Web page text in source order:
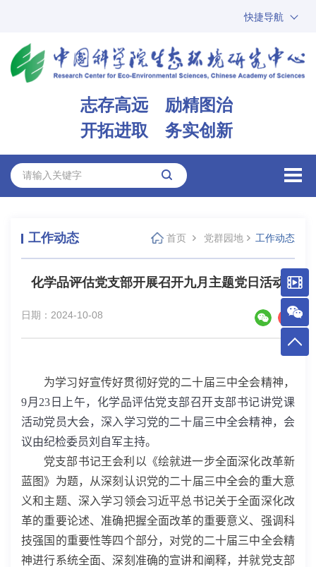
快捷导航
ARP
邮箱
志存高远 励精图治
开拓进取 务实创新
工作动态 首页 党群园地 工作动态
化学品评估党支部开展召开九月主题党日活动
日期：2024-10-08
为学习好宣传好贯彻好党的二十届三中全会精神，
9月 23 日上午，化学品评估党支部召开支部书记讲党课
活动党员大会，深入学习党的二十届三中全会精神，会
议由纪检委员刘自军主持。
党支部书记王会利以《绘就进一步全面深化改革新
蓝图》为题，从深刻认识党的二十届三中全会的重大意
义和主题、深入学习领会习近平总书记关于全面深化改
革的重要论述、准确把握全面改革的重要意义、强调科
技强国的重要性等四个部分，对党的二十届三中全会精
神进行系统全面、深刻准确的宣讲和阐释，并就党支部